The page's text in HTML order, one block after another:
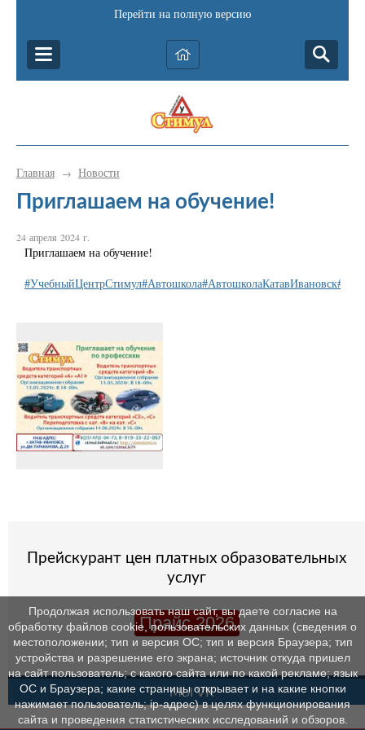
Перейти на полную версию
Главная → Новости
Приглашаем на обучение!
24 апреля 2024 г.
Приглашаем на обучение!
#УчебныйЦентрСтимул#Автошкола#АвтошколаКатавИвановск
Прейскурант цен платных образовательных
услуг
Прайс 2026
МЫ VK
Продолжая использовать наш сайт, вы даете согласие на
обработку файлов cookie, пользовательских данных (сведения о
местоположении; тип и версия ОС; тип и версия Браузера; тип
устройства и разрешение его экрана; источник откуда пришел
на сайт пользователь; с какого сайта или по какой рекламе; язык
ОС и Браузера; какие страницы открывает и на какие кнопки
нажимает пользователь; ip-адрес) в целях функционирования
сайта и проведения статистических исследований и обзоров.